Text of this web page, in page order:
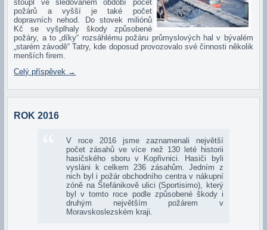
stoupl ve sledovaném období počet
požárů a vyšší je také počet
dopravních nehod. Do stovek miliónů
Kč se vyšplhaly škody způsobené
požáry, a to „díky“ rozsáhlému požáru průmyslových hal v bývalém
„starém závodě“ Tatry, kde doposud provozovalo své činnosti několik
menších firem.
Celý příspěvek →
ROK 2016
V roce 2016 jsme zaznamenali největší
počet zásahů ve více než 130 leté historii
hasičského sboru v Kopřivnici. Hasiči byli
vysláni k celkem 236 zásahům. Jedním z
nich byl i požár obchodního centra v nákupní
zóně na Štefánikově ulici (Sportisimo), který
byl v tomto roce podle způsobené škody i
druhým největším požárem v
Moravskoslezském kraji.